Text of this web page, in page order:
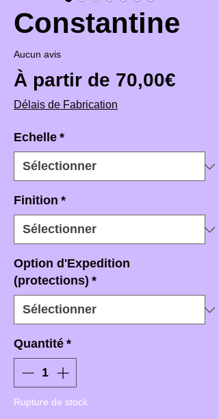
Constantine
Aucun avis
À partir de 70,00€
Délais de Fabrication
Echelle *
Finition *
Option d'Expedition
(protections) *
Quantité *
Rupture de stock